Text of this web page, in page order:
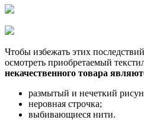
Чтобы избежать этих
осмотреть приобретаемый
некачественного товара
размытый и нечеткий
неровная строчка;
выбивающиеся нити.